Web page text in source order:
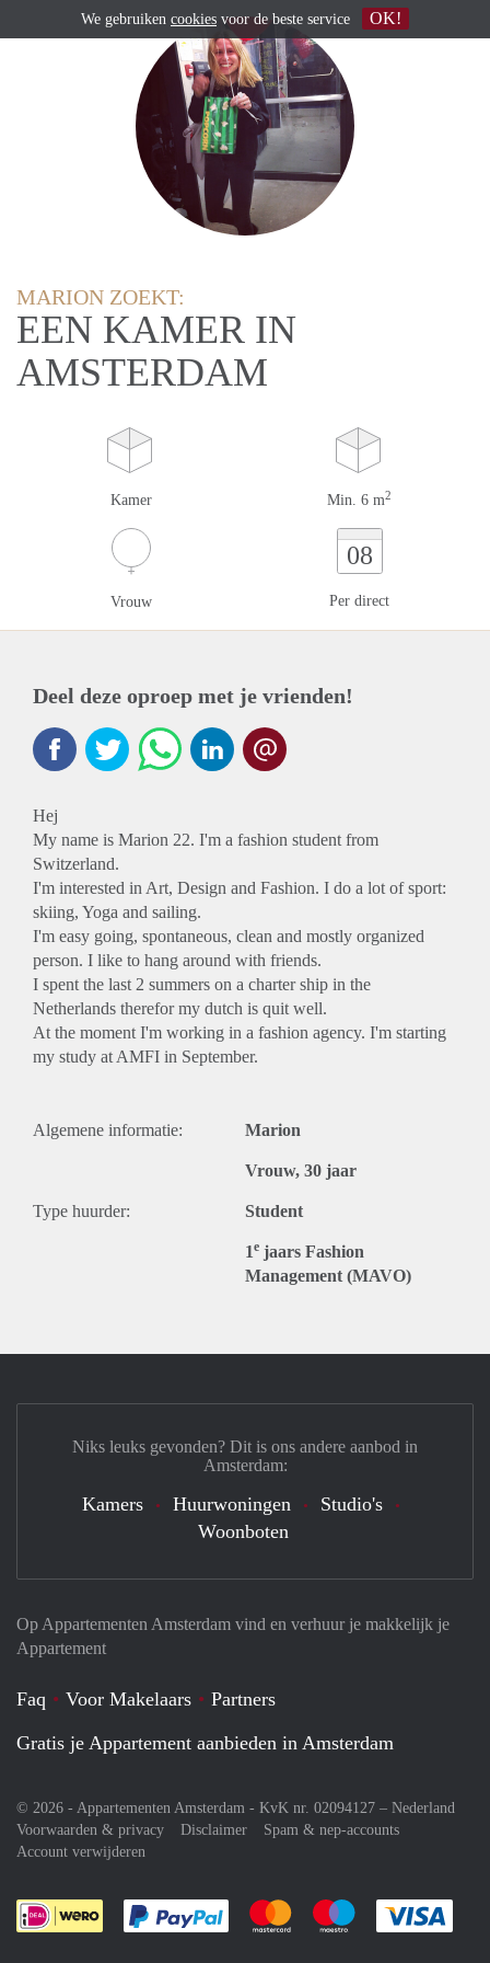
MARION ZOEKT:
EEN KAMER IN
AMSTERDAM
Kamer Min. 6 m2
Vrouw
08
Per direct
Deel deze oproep met je vrienden!
Hej
My name is Marion 22. I'm a fashion student from
Switzerland.
I'm interested in Art, Design and Fashion. I do a lot of sport:
skiing, Yoga and sailing.
I'm easy going, spontaneous, clean and mostly organized
person. I like to hang around with friends.
I spent the last 2 summers on a charter ship in the
Netherlands therefor my dutch is quit well.
At the moment I'm working in a fashion agency. I'm starting
my study at AMFI in September.
Algemene informatie: Marion
Vrouw, 30 jaar
Type huurder: Student
1e jaars Fashion
Management (MAVO)
Op Appartementen Amsterdam vind en verhuur je makkelijk je
Appartement
Faq Voor Makelaars
Partners
Gratis je Appartement aanbieden in Amsterdam
© 2026 - Appartementen Amsterdam - KvK nr. 02094127 – Nederland
Voorwaarden & privacy
Disclaimer
Spam & nep-accounts
Account verwijderen
Je rekent gemakkelijk af met Paypal
Je rekent gemakkelijk af met
Je rekent
Niks leuks gevonden? Dit is ons andere aanbod in
Amsterdam:
Kamers Huurwoningen
Studio's
Woonboten
We gebruiken cookies voor de beste service OK!